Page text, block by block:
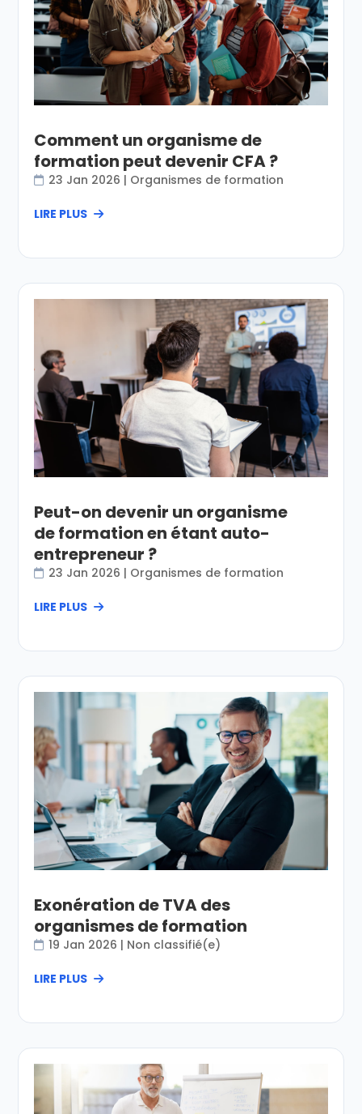
Comment un organisme de
formation peut devenir CFA ?
23 Jan 2026 | Organismes de formation
LIRE PLUS
Peut-on devenir un organisme
de formation en étant auto-
entrepreneur ?
23 Jan 2026 | Organismes de formation
LIRE PLUS
Exonération de TVA des
organismes de formation
19 Jan 2026 | Non classifié(e)
LIRE PLUS